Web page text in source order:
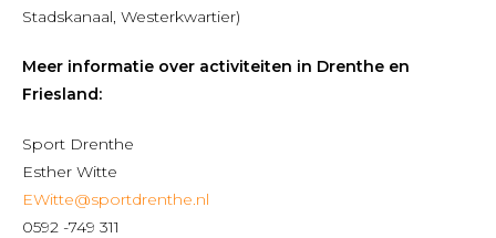
Stadskanaal, Westerkwartier)
Meer informatie over activiteiten in Drenthe en
Friesland:
Sport Drenthe
Esther Witte
EWitte@sportdrenthe.nl
0592 -749 311